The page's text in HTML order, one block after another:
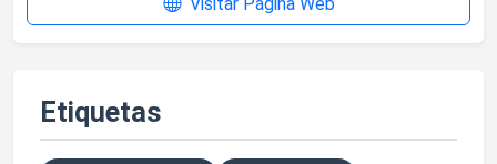
Etiquetas